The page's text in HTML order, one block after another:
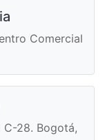
Comercial
C-28. Bogotá,